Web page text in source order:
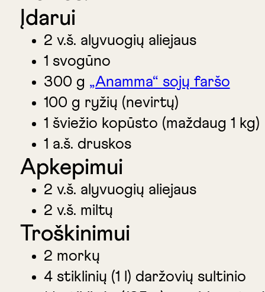
Įdarui
2 v.š. alyvuogių aliejaus
1 svogūno
300 g „Anamma“ sojų faršo
100 g ryžių (nevirtų)
1 šviežio kopūsto (maždaug 1 kg)
1 a.š. druskos
Apkepimui
2 v.š. alyvuogių aliejaus
2 v.š. miltų
Troškinimui
2 morkų
4 stiklinių (1 l) daržovių sultinio